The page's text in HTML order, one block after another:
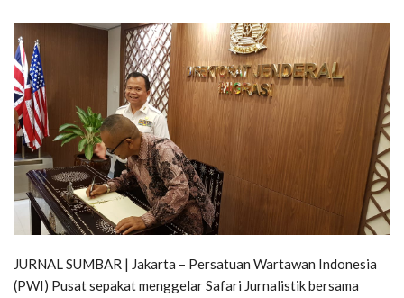
JURNAL SUMBAR | Jakarta – Persatuan Wartawan Indonesia
(PWI) Pusat sepakat menggelar Safari Jurnalistik bersama